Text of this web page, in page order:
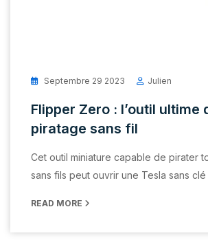
Septembre 29 2023 Julien
Flipper Zero : l’outil ultime
piratage sans fil
Cet outil miniature capable de pirater
sans fils peut ouvrir une Tesla sans clé
READ MORE